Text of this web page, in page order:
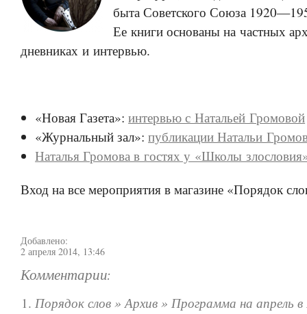
быта Советского Союза
Ее книги основаны на частных
дневниках и интервью.
«Новая Газета»:интервью с Натальей Громовой
«Журнальный зал»:публикации Натальи
Наталья Громова в гостях у «Школы
Вход на все мероприятия в магазине «Порядок
Добавлено:
2 апреля 2014, 13:46
Комментарии:
Порядок слов » Архив » Программа на апрель